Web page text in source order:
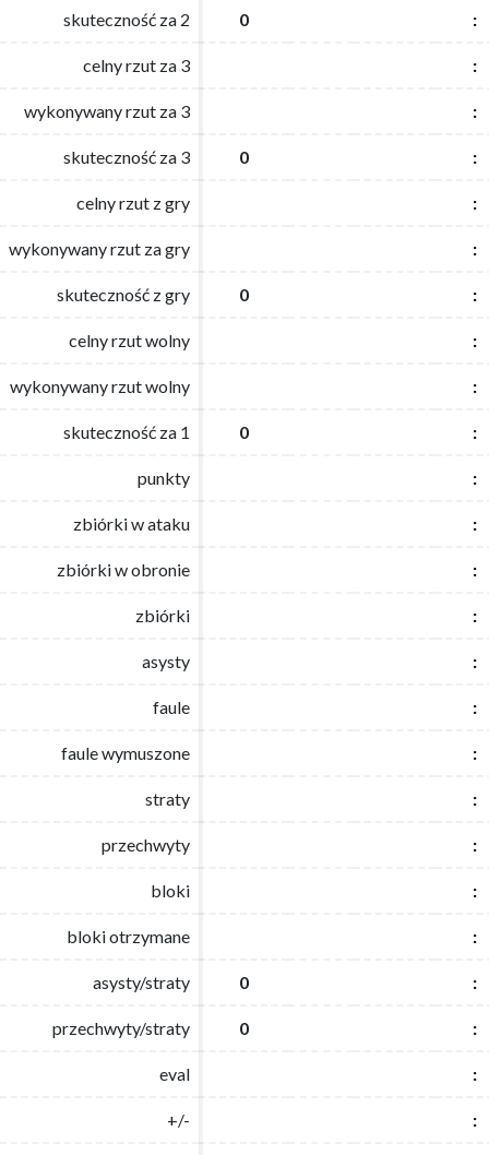
skuteczność za 2 0 :
celny rzut za 3 :
wykonywany rzut za 3 :
skuteczność za 3 0 :
celny rzut z gry :
wykonywany rzut za gry :
skuteczność z gry 0 :
celny rzut wolny :
wykonywany rzut wolny :
skuteczność za 1 0 :
punkty :
zbiórki w ataku :
zbiórki w obronie :
zbiórki :
asysty :
faule :
faule wymuszone :
straty :
przechwyty :
bloki :
bloki otrzymane :
asysty/straty 0 :
przechwyty/straty 0 :
eval :
+/- :
skuteczność za 2 0 :
celny rzut za 3 :
wykonywany rzut za 3 :
skuteczność za 3 0 :
celny rzut z gry :
wykonywany rzut za gry :
skuteczność z gry 0 :
celny rzut wolny :
wykonywany rzut wolny :
skuteczność za 1 0 :
punkty :
zbiórki w ataku :
zbiórki w obronie :
zbiórki :
asysty :
faule :
faule wymuszone :
straty :
przechwyty :
bloki :
bloki otrzymane :
asysty/straty 0 :
przechwyty/straty 0 :
eval :
+/- :